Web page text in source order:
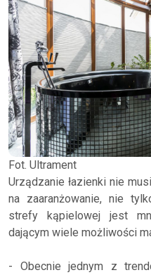
Fot. Ultrament
Urządzanie łazienki nie
na zaaranżowanie, nie
strefy kąpielowej jest
dającym wiele możliwości
- Obecnie jednym z